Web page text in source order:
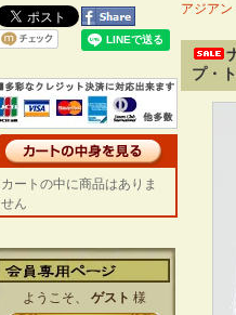
アジア
プ・
カートの中に商品はありま
せん
ようこそ、 ゲスト 様